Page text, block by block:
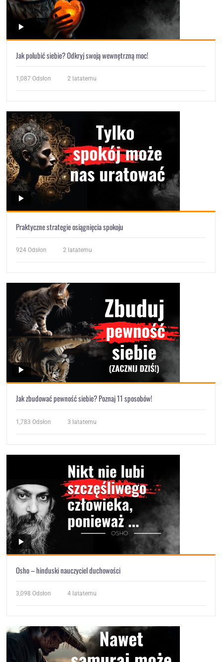
Jak polubić siebie? Odkryj swoją wewnętrzną moc!
1,087 Odsłon 2 latatemu
Praktyczne strategie osiągnięcia spokoju
924 Odsłon 2 latatemu
Jak zbudować pewność siebie? Poznaj 11 sposobów!
1,783 Odsłon 3 latatemu
Osho – hinduski nauczyciel duchowości
3,098 Odsłon 4 latatemu